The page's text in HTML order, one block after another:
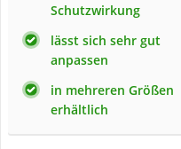
Schutzwirkung
lässt sich sehr gut
anpassen
in mehreren Größen
erhältlich